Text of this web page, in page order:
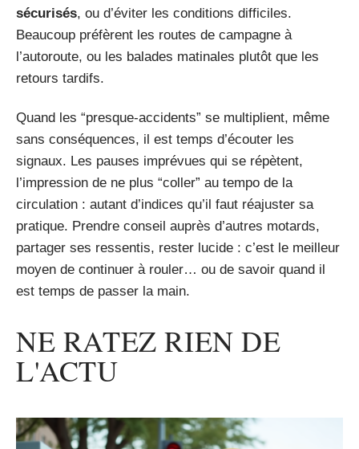
sécurisés, ou d’éviter les conditions difficiles.
Beaucoup préfèrent les routes de campagne à
l’autoroute, ou les balades matinales plutôt que les
retours tardifs.
Quand les “presque-accidents” se multiplient, même
sans conséquences, il est temps d’écouter les
signaux. Les pauses imprévues qui se répètent,
l’impression de ne plus “coller” au tempo de la
circulation : autant d’indices qu’il faut réajuster sa
pratique. Prendre conseil auprès d’autres motards,
partager ses ressentis, rester lucide : c’est le meilleur
moyen de continuer à rouler… ou de savoir quand il
est temps de passer la main.
NE RATEZ RIEN DE
L'ACTU